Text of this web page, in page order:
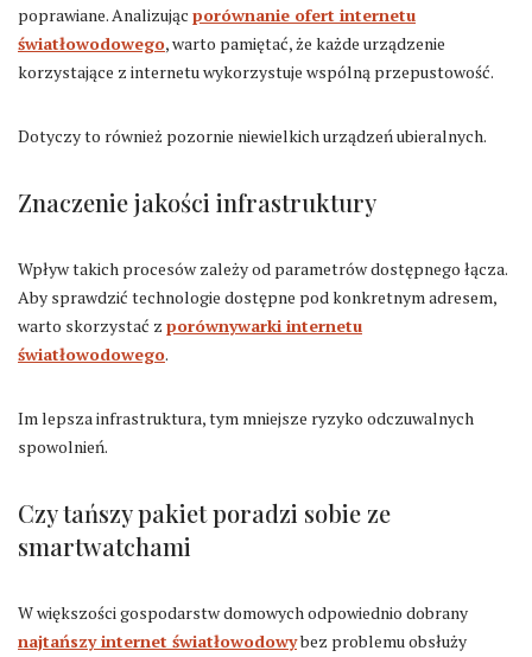
poprawiane. Analizując porównanie ofert internetu
światłowodowego, warto pamiętać, że każde urządzenie
korzystające z internetu wykorzystuje wspólną przepustowość.
Dotyczy to również pozornie niewielkich urządzeń ubieralnych.
Znaczenie jakości infrastruktury
Wpływ takich procesów zależy od parametrów dostępnego łącza.
Aby sprawdzić technologie dostępne pod konkretnym adresem,
warto skorzystać z porównywarki internetu
światłowodowego.
Im lepsza infrastruktura, tym mniejsze ryzyko odczuwalnych
spowolnień.
Czy tańszy pakiet poradzi sobie ze
smartwatchami
W większości gospodarstw domowych odpowiednio dobrany
najtańszy internet światłowodowybez problemu obsłuży